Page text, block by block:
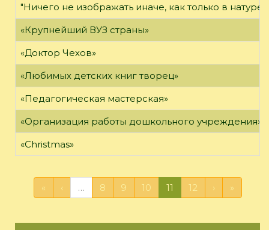
"Ничего не изображать иначе, как только в
«Крупнейший ВУЗ страны»
«Доктор Чехов»
«Любимых детских книг творец»
«Педагогическая мастерская»
«Организация работы дошкольного учреждения»
«Christmas»
« ‹ … 8 9 10 11 12 › »